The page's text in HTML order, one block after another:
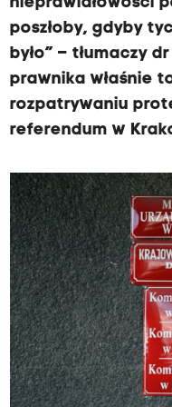
poszłoby, gdyby
było” – tłumaczy
prawnika właśnie
rozpatrywaniu
referendum w